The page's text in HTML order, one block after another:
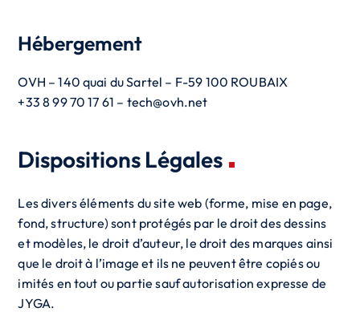
Hébergement
OVH – 140 quai du Sartel – F-59 100 ROUBAIX
+33 8 99 70 17 61 – tech@ovh.net
Dispositions Légales
Les divers éléments du site web (forme, mise en page,
fond, structure) sont protégés par le droit des dessins
et modèles, le droit d’auteur, le droit des marques ainsi
que le droit à l’image et ils ne peuvent être copiés ou
imités en tout ou partie sauf autorisation expresse de
JYGA.